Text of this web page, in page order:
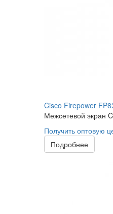
Cisco Firepower
Межсетевой экран
Получить оптовую
Подробнее